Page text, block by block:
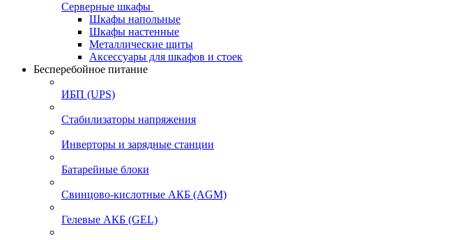
Серверные шкафы
Шкафы напольные
Шкафы настенные
Металлические щиты
Аксессуары для шкафов и стоек
Бесперебойное питание
ИБП (UPS)
Стабилизаторы напряжения
Инверторы и зарядные станции
Батарейные блоки
Свинцово-кислотные АКБ (AGM)
Гелевые АКБ (GEL)